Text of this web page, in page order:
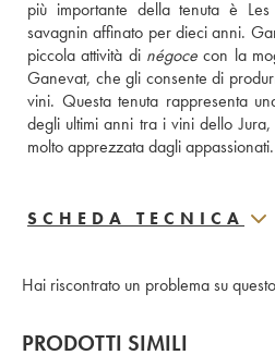
più importante della tenuta è
savagnin affinato per dieci anni.
piccola attività di négoce con la
Ganevat, che gli consente di
vini. Questa tenuta rappresenta
degli ultimi anni tra i vini dello
molto apprezzata dagli appassionati.
SCHEDA TECNICA
Hai riscontrato un problema su
PRODOTTI SIMILI